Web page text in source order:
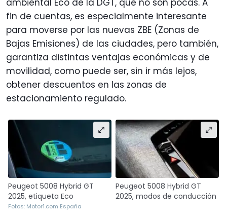
ambiental Eco de la DGT, que no son pocas. A
fin de cuentas, es especialmente interesante
para moverse por las nuevas ZBE (Zonas de
Bajas Emisiones) de las ciudades, pero también,
garantiza distintas ventajas económicas y de
movilidad, como puede ser, sin ir más lejos,
obtener descuentos en las zonas de
estacionamiento regulado.
Peugeot 5008 Hybrid GT
2025, etiqueta Eco
Fotos: Motor1.com España
Peugeot 5008 Hybrid GT
2025, modos de conducción